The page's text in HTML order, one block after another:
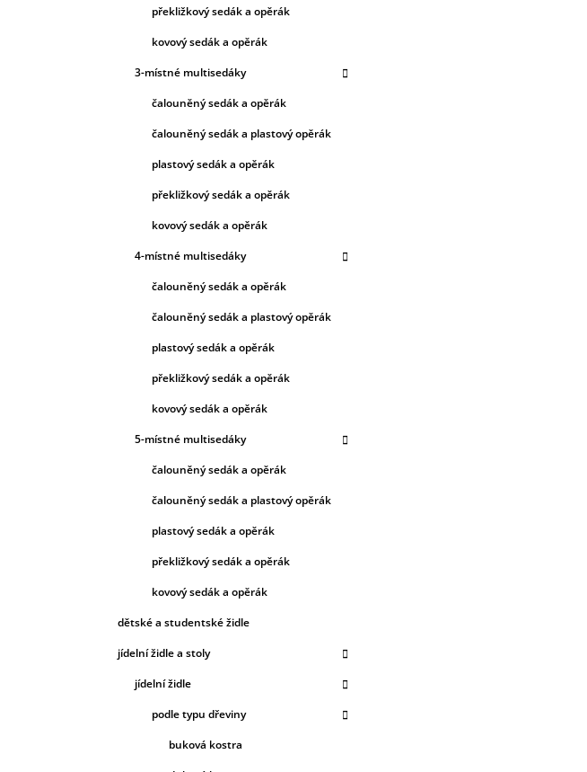
překližkový sedák a opěrák
kovový sedák a opěrák
3-místné multisedáky
čalouněný sedák a opěrák
čalouněný sedák a plastový opěrák
plastový sedák a opěrák
překližkový sedák a opěrák
kovový sedák a opěrák
4-místné multisedáky
čalouněný sedák a opěrák
čalouněný sedák a plastový opěrák
plastový sedák a opěrák
překližkový sedák a opěrák
kovový sedák a opěrák
5-místné multisedáky
čalouněný sedák a opěrák
čalouněný sedák a plastový opěrák
plastový sedák a opěrák
překližkový sedák a opěrák
kovový sedák a opěrák
dětské a studentské židle
jídelní židle a stoly
jídelní židle
podle typu dřeviny
buková kostra